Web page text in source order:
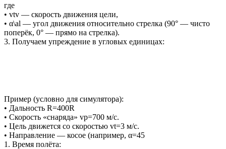
где
• vtv — скорость движения цели,
• α\al — угол движения относительно стрелка (90° — чисто
поперёк, 0° — прямо на стрелка).
3. Получаем упреждение в угловых единицах:
Пример (условно для симулятора):
• Дальность R=400R
• Скорость «снаряда» vp=700 м/с.
• Цель движется со скоростью vt=3 м/с.
• Направление — косое (например, α=45
1. Время полёта: